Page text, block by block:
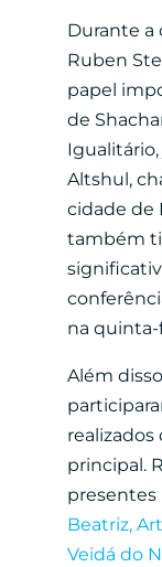
Durante a
Ruben
papel
de
Altshul,
cidade de
também
na quinta-
Além
principal.
presentes
Beatriz,
Veidá do